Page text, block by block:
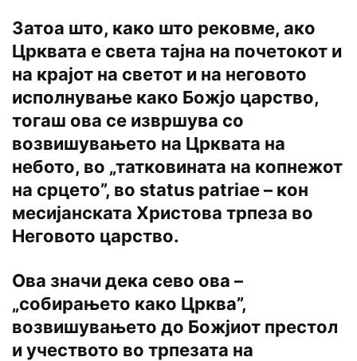
Затоа што, како што рековме, ако
Црквата е света тајна на почетокот и
на крајот на светот и на неговото
исполнување како Божјо царство,
тогаш ова се извршува co
возвишувањето на Црквата на
небото, во „татковината на копнежот
на срцето”, во status patriae – кон
месијанската Христова трпеза во
Неговото царство.
Ова значи дека сево ова –
„собирањето како Црква”,
возвишувањето до Божјиот престол
и учеството во трпезата на